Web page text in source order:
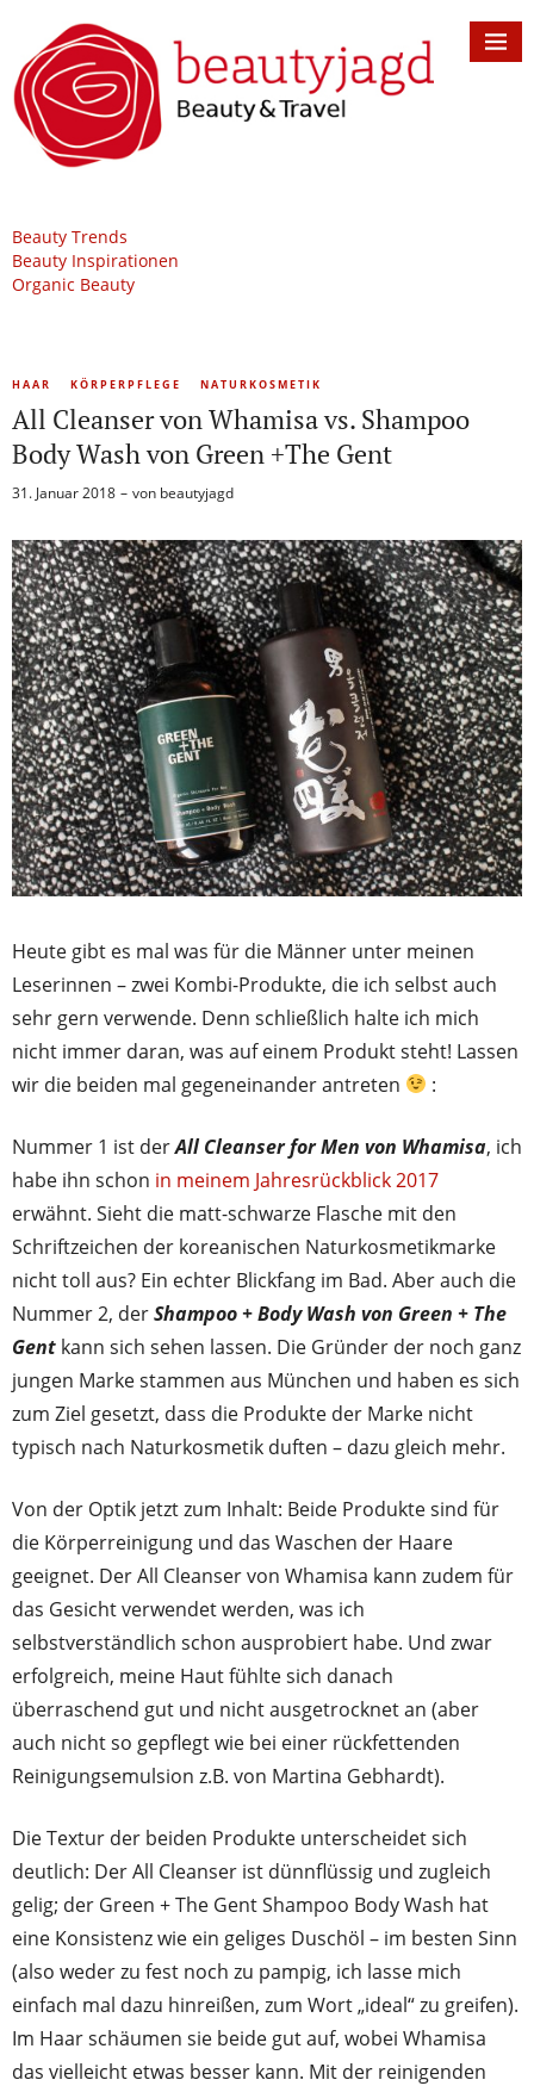
Beauty Trends
Beauty Inspirationen
Organic Beauty
HAAR KÖRPERPFLEGE NATURKOSMETIK
All Cleanser von Whamisa vs. Shampoo
Body Wash von Green +The Gent
31. Januar 2018 von beautyjagd
Heute gibt es mal was für die Männer unter meinen
Leserinnen – zwei Kombi-Produkte, die ich selbst auch
sehr gern verwende. Denn schließlich halte ich mich
nicht immer daran, was auf einem Produkt steht! Lassen
wir die beiden mal gegeneinander antreten
:
Nummer 1 ist derAll Cleanser for Men von Whamisa, ich
habe ihn schon in meinem Jahresrückblick 2017
erwähnt. Sieht die matt-schwarze Flasche mit den
Schriftzeichen der koreanischen Naturkosmetikmarke
nicht toll aus? Ein echter Blickfang im Bad. Aber auch die
Nummer 2, derShampoo + Body Wash von Green + The
Gent kann sich sehen lassen. Die Gründer der noch ganz
jungen Marke stammen aus München und haben es sich
zum Ziel gesetzt, dass die Produkte der Marke nicht
typisch nach Naturkosmetik duften – dazu gleich mehr.
Von der Optik jetzt zum Inhalt: Beide Produkte sind für
die Körperreinigung und das Waschen der Haare
geeignet. Der All Cleanser von Whamisa kann zudem für
das Gesicht verwendet werden, was ich
selbstverständlich schon ausprobiert habe. Und zwar
erfolgreich, meine Haut fühlte sich danach
überraschend gut und nicht ausgetrocknet an (aber
auch nicht so gepflegt wie bei einer rückfettenden
Reinigungsemulsion z.B. von Martina Gebhardt).
Die Textur der beiden Produkte unterscheidet sich
deutlich: Der All Cleanser ist dünnflüssig und zugleich
gelig; der Green + The Gent Shampoo Body Wash hat
eine Konsistenz wie ein geliges Duschöl – im besten Sinn
(also weder zu fest noch zu pampig, ich lasse mich
einfach mal dazu hinreißen, zum Wort „ideal“ zu greifen).
Im Haar schäumen sie beide gut auf, wobei Whamisa
das vielleicht etwas besser kann. Mit der reinigenden